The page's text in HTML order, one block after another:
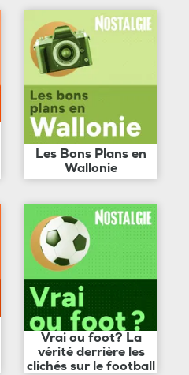
Les Bons Plans en
Wallonie
Vrai ou foot? La
vérité derrière les
clichés sur le football